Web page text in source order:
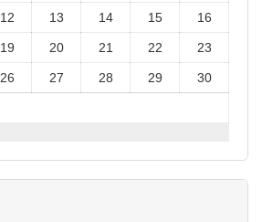
12 13 14 15 16
19 20 21 22 23
26 27 28 29 30